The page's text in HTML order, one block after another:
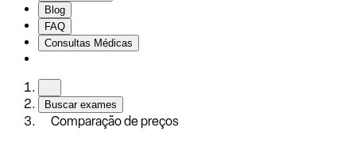
Blog
FAQ
Consultas Médicas
Buscar exames
Comparação de preços